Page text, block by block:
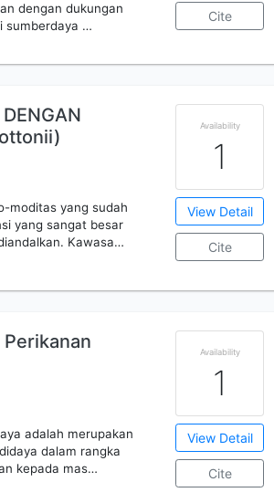
dengan dukungan
sumberdaya …
Cite
moditas yang sudah
yang sangat besar
Kawasa…
Availability
1
View Detail
Cite
adalah merupakan
dalam rangka
kepada mas…
Availability
1
View Detail
Cite